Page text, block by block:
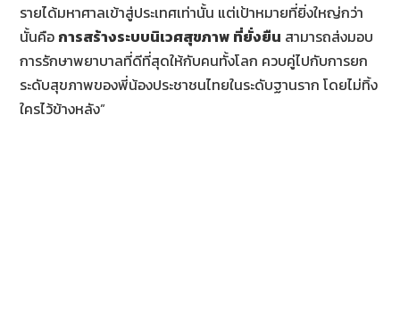
รายได้มหาศาลเข้าสู่ประเทศเท่านั้น แต่เป้าหมายที่ยิ่งใหญ่กว่า
นั้นคือ การสร้างระบบนิเวศสุขภาพ ที่ยั่งยืน สามารถส่งมอบ
การรักษาพยาบาลที่ดีที่สุดให้กับคนทั้งโลก ควบคู่ไปกับการยก
ระดับสุขภาพของพี่น้องประชาชนไทยในระดับฐานราก โดยไม่ทิ้ง
ใครไว้ข้างหลัง”